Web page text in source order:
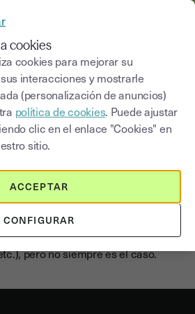
para
responsabilidad
civil
para cubrir a sus clientes ante
terceros, las pólizas de
veces forman parte de los
de hogar multirriesgo,
pero no siempre es el caso.
cookies
cookies para mejorar su
interacciones y mostrarle
(personalización de anuncios)
política de cookies. Puede ajustar
clic en el enlace "Cookies" en
sitio.
CONFIGURAR
ACCEPTAR